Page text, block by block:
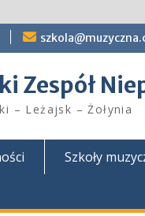
Zespół
– Leżajsk – Żołynia
Szkoły